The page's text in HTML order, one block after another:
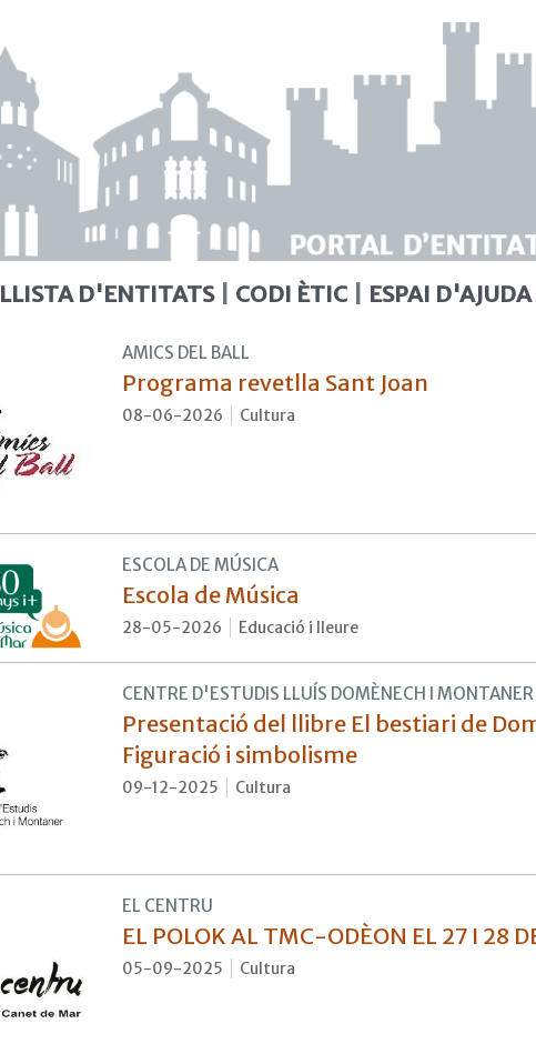
LLISTA D'ENTITATS CODI ÈTIC ESPAI D'AJUDA
AMICS DEL BALL
Programa revetlla Sant Joan
08-06-2026 Cultura
ESCOLA DE MÚSICA
Escola de Música
28-05-2026 Educació i lleure
CENTRE D'ESTUDIS LLUÍS DOMÈNECH I
Presentació del llibre El bestiari de
Figuració i simbolisme
09-12-2025 Cultura
EL CENTRU
EL POLOK AL TMC-ODÈON EL 27 I 28
05-09-2025 Cultura